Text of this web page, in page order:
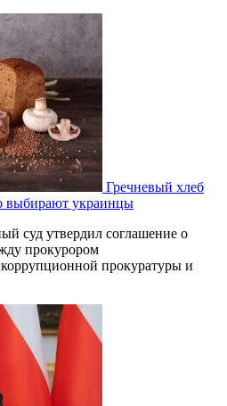
Гречневый хлеб
выбирают украинцы
суд утвердил соглашение о
прокурором
прокуратуры и